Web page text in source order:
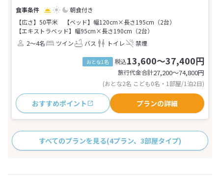
朝食付き
【広さ】50平米
【ベッド】幅120cm×長さ195cm（2台）
【エキストラベッド】幅95cm×長さ190cm（2台）
2～4名
ツイン バス トイレ 禁煙
おとな1名 税込13,600～37,400円
旅行代金合計27,200〜74,800円
(おとな2名 こども0名・1部屋/1泊2日)
おすすめポイント プランの詳細
すべてのプランを見る(4プラン、3部屋タイプ)